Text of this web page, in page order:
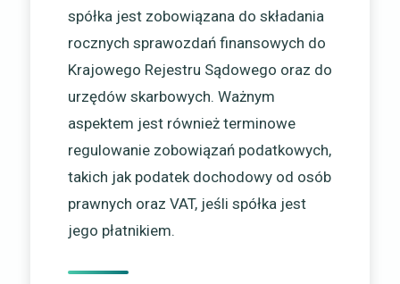
spółka jest zobowiązana do składania
rocznych sprawozdań finansowych do
Krajowego Rejestru Sądowego oraz do
urzędów skarbowych. Ważnym
aspektem jest również terminowe
regulowanie zobowiązań podatkowych,
takich jak podatek dochodowy od osób
prawnych oraz VAT, jeśli spółka jest
jego płatnikiem.